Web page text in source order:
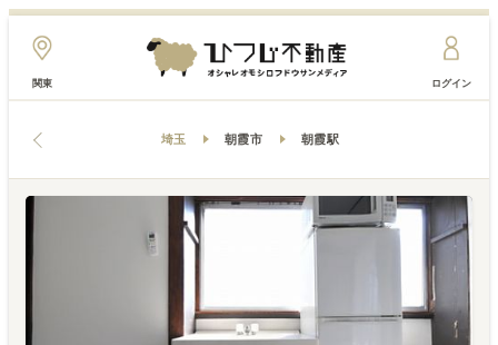
関東 ログイン
埼玉 朝霞市 朝霞駅